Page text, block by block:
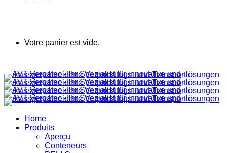
Votre panier est vide.
Home
Produits
Aperçu
Conteneurs